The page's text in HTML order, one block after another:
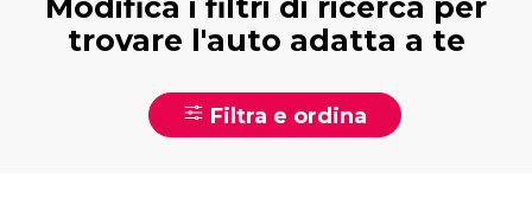
Modifica i filtri di ricerca per
trovare l'auto adatta a te
Filtra e ordina